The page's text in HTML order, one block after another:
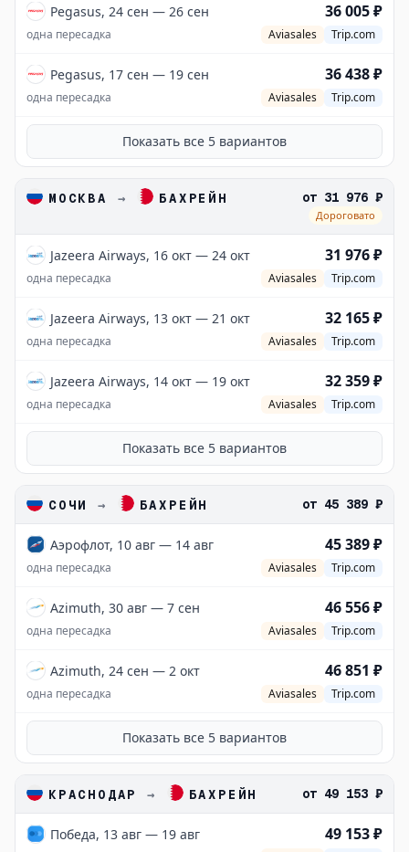
Pegasus, 24 сен — 26 сен 36 005 ₽
одна пересадка Aviasales Trip.com
Pegasus, 17 сен — 19 сен 36 438 ₽
одна пересадка Aviasales Trip.com
Показать все 5 вариантов
МОСКВА → БАХРЕЙН от 31 976 ₽
Дороговато
Jazeera Airways, 16 окт — 24 окт 31 976 ₽
одна пересадка Aviasales Trip.com
Jazeera Airways, 13 окт — 21 окт 32 165 ₽
одна пересадка Aviasales Trip.com
Jazeera Airways, 14 окт — 19 окт 32 359 ₽
одна пересадка Aviasales Trip.com
Показать все 5 вариантов
СОЧИ → БАХРЕЙН от 45 389 ₽
Аэрофлот, 10 авг — 14 авг 45 389 ₽
одна пересадка Aviasales Trip.com
Azimuth, 30 авг — 7 сен 46 556 ₽
одна пересадка Aviasales Trip.com
Azimuth, 24 сен — 2 окт 46 851 ₽
одна пересадка Aviasales Trip.com
Показать все 5 вариантов
КРАСНОДАР → БАХРЕЙН от 49 153 ₽
Победа, 13 авг — 19 авг 49 153 ₽